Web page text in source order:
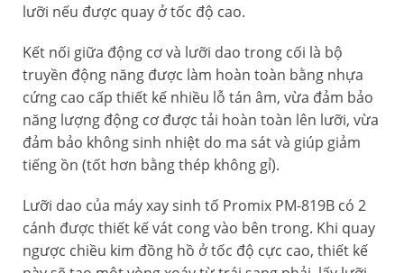
lưỡi nếu được quay ở tốc độ cao.
Kết nối giữa động cơ và lưỡi dao trong cối là bộ
truyền động năng được làm hoàn toàn bằng nhựa
cứng cao cấp thiết kế nhiều lỗ tán âm, vừa đảm bảo
năng lượng động cơ được tải hoàn toàn lên lưỡi, vừa
đảm bảo không sinh nhiệt do ma sát và giúp giảm
tiếng ồn (tốt hơn bằng thép không gỉ).
Lưỡi dao của máy xay sinh tố Promix PM-819B có 2
cánh được thiết kế vát cong vào bên trong. Khi quay
ngược chiều kim đồng hồ ở tốc độ cực cao, thiết kế